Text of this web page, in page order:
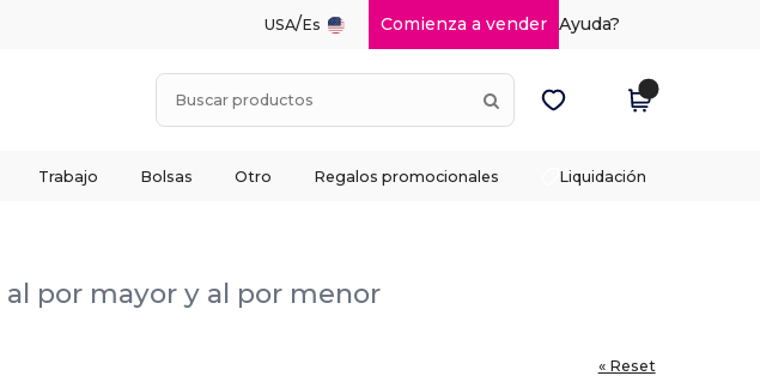
USA/Es Comienza a vender Ayuda?
Trabajo Bolsas Otro Regalos promocionales Liquidación
al por mayor y al por menor
« Reset